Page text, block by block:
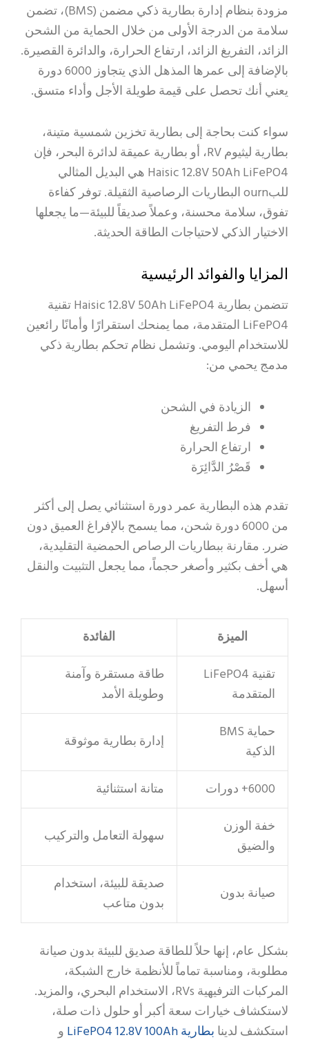
مزودة بنظام إدارة بطارية ذكي مضمن (BMS)، تضمن
سلامة من الدرجة الأولى من خلال الحماية من الشحن
الزائد، التفريغ الزائد، ارتفاع الحرارة، والدائرة القصيرة.
بالإضافة إلى عمرها المذهل الذي يتجاوز 6000 دورة
يعني أنك تحصل على قيمة طويلة الأجل وأداء متسق.
سواء كنت بحاجة إلى بطارية تخزين شمسية متينة،
بطارية ليثيوم RV، أو بطارية عميقة لدائرة البحر، فإن
Haisic 12.8V 50Ah LiFePO4 هي البديل المثالي
للبourn البطاريات الرصاصية الثقيلة. توفر كفاءة
تفوق، سلامة محسنة، وعملاً صديقاً للبيئة—ما يجعلها
الاختيار الذكي لاحتياجات الطاقة الحديثة.
المزايا والفوائد الرئيسية
تتضمن بطارية Haisic 12.8V 50Ah LiFePO4 تقنية
LiFePO4 المتقدمة، مما يمنحك استقرارًا وأمانًا رائعين
للاستخدام اليومي. وتشمل نظام تحكم بطارية ذكي
مدمج يحمي من:
الزيادة في الشحن
فرط التفريغ
ارتفاع الحرارة
قَصْرُ الدَّائِرَة
تقدم هذه البطارية عمر دورة استثنائي يصل إلى أكثر
من 6000 دورة شحن، مما يسمح بالإفراغ العميق دون
ضرر. مقارنة ببطاريات الرصاص الحمضية التقليدية،
هي أخف بكثير وأصغر حجماً، مما يجعل التثبيت والنقل
أسهل.
الميزة
الفائدة
تقنية LiFePO4
المتقدمة
طاقة مستقرة وآمنة
وطويلة الأمد
حماية BMS
الذكية
إدارة بطارية موثوقة
6000+ دورات
متانة استثنائية
خفة الوزن
والضيق
سهولة التعامل والتركيب
صيانة بدون
صديقة للبيئة، استخدام
بدون متاعب
بشكل عام، إنها حلاً للطاقة صديق للبيئة بدون صيانة
مطلوبة، ومناسبة تماماً للأنظمة خارج الشبكة،
المركبات الترفيهية RVs، الاستخدام البحري، والمزيد.
لاستكشاف خيارات سعة أكبر أو حلول ذات صلة،
استكشف لدينا بطارية LiFePO4 12.8V 100Ah و